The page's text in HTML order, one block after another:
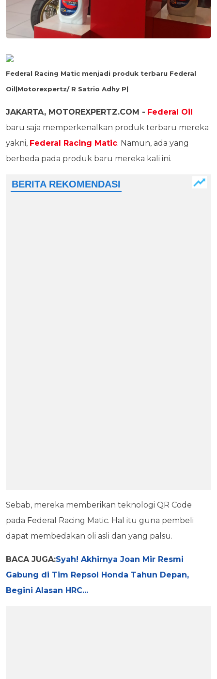
Federal Racing Matic menjadi produk terbaru Federal
Oil|Motorexpertz/ R Satrio Adhy P|
JAKARTA, MOTOREXPERTZ.COM - Federal Oil
baru saja memperkenalkan produk terbaru mereka
yakni, Federal Racing Matic. Namun, ada yang
berbeda pada produk baru mereka kali ini.
Sebab, mereka memberikan teknologi QR Code
pada Federal Racing Matic. Hal itu guna pembeli
dapat membedakan oli asli dan yang palsu.
BACA JUGA:Syah! Akhirnya Joan Mir Resmi
Gabung di Tim Repsol Honda Tahun Depan,
Begini Alasan HRC...